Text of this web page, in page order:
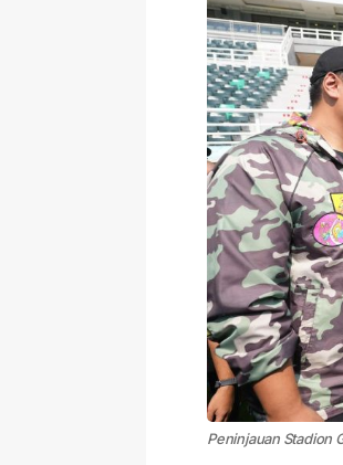
Peninjauan Stadion